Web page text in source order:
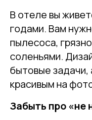
В отеле вы
годами. Вам
пылесоса,
соленьями.
бытовые задачи,
красивым на
Забыть про «не